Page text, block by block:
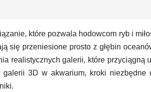
które pozwala hodowcom ryb i
się przeniesione prosto z głębin
realistycznych galerii, które przyciągną
3D w akwarium, kroki niezbędne